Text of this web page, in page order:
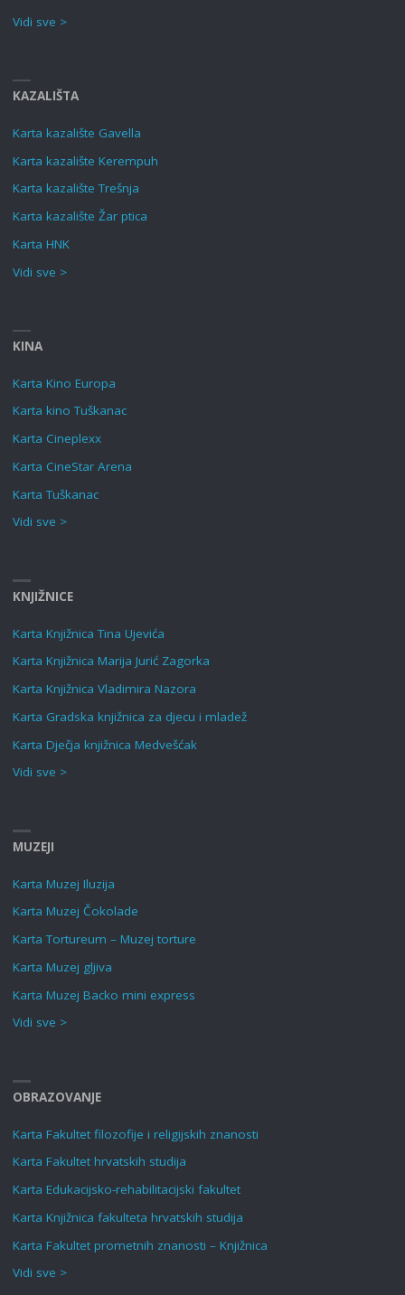
Vidi sve >
KAZALIŠTA
Karta kazalište Gavella
Karta kazalište Kerempuh
Karta kazalište Trešnja
Karta kazalište Žar ptica
Karta HNK
Vidi sve >
KINA
Karta Kino Europa
Karta kino Tuškanac
Karta Cineplexx
Karta CineStar Arena
Karta Tuškanac
Vidi sve >
KNJIŽNICE
Karta Knjižnica Tina Ujevića
Karta Knjižnica Marija Jurić Zagorka
Karta Knjižnica Vladimira Nazora
Karta Gradska knjižnica za djecu i mladež
Karta Dječja knjižnica Medvešćak
Vidi sve >
MUZEJI
Karta Muzej Iluzija
Karta Muzej Čokolade
Karta Tortureum – Muzej torture
Karta Muzej gljiva
Karta Muzej Backo mini express
Vidi sve >
OBRAZOVANJE
Karta Fakultet filozofije i religijskih znanosti
Karta Fakultet hrvatskih studija
Karta Edukacijsko-rehabilitacijski fakultet
Karta Knjižnica fakulteta hrvatskih studija
Karta Fakultet prometnih znanosti – Knjižnica
Vidi sve >